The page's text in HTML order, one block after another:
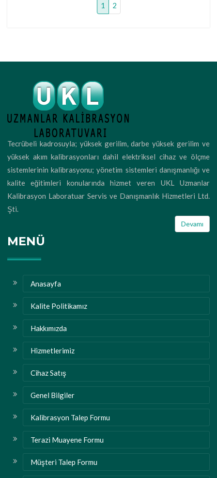
1 2
Tecrübeli kadrosuyla; yüksek gerilim, darbe yüksek gerilim ve
yüksek akım kalibrasyonları dahil elektriksel cihaz ve ölçme
sistemlerinin kalibrasyonu; yönetim sistemleri danışmanlığı ve
kalite eğitimleri konularında hizmet veren UKL Uzmanlar
Kalibrasyon Laboratuar Servis ve Danışmanlık Hizmetleri Ltd.
Şti.
Devamı
MENÜ
Anasayfa
Kalite Politikamız
Hakkımızda
Hizmetlerimiz
Cihaz Satış
Genel Bilgiler
Kalibrasyon Talep Formu
Terazi Muayene Formu
Müşteri Talep Formu